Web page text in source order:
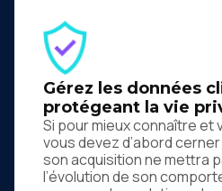
Gérez les données
protégeant la vie
Si pour mieux connaître et
vous devez d’abord
son acquisition ne mettra
l’évolution de son